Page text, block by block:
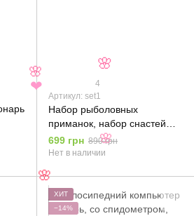
4
Артикул: set1
Набор рыболовных
приманок, набор снастей
для рыбалки set1
699 грн 890 грн
Нет в наличии
ХИТ
−14%
❤
🌸
🌸
🌸 🌸